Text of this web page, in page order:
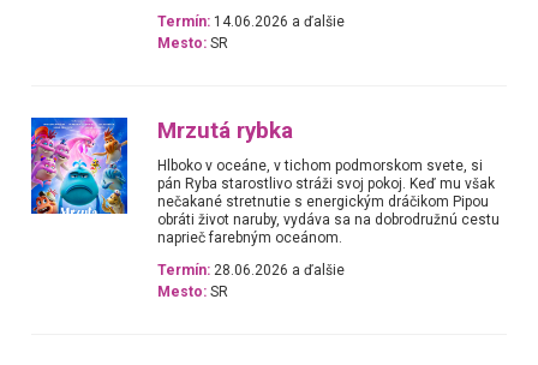
Termín: 14.06.2026 a ďalšie
Mesto: SR
Mrzutá rybka
Hlboko v oceáne, v tichom podmorskom svete, si
pán Ryba starostlivo stráži svoj pokoj. Keď mu však
nečakané stretnutie s energickým dráčikom Pipou
obráti život naruby, vydáva sa na dobrodružnú cestu
naprieč farebným oceánom.
Termín: 28.06.2026 a ďalšie
Mesto: SR